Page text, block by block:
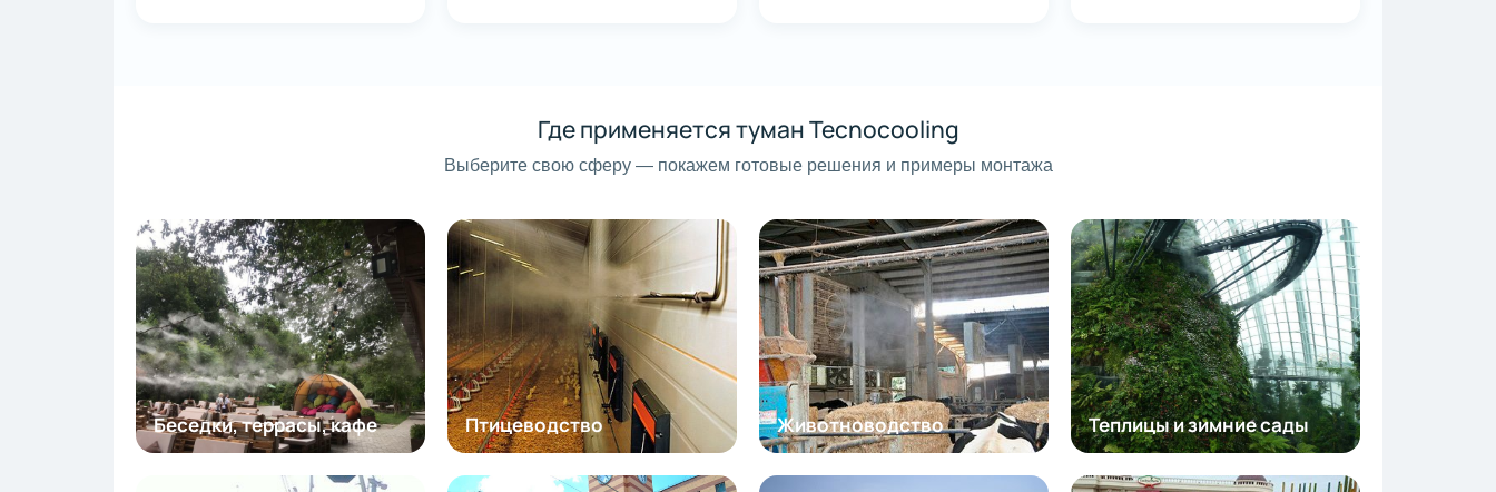
Где применяется туман Tecnocooling
Выберите свою сферу — покажем готовые решения и примеры монтажа
Беседки, террасы, кафе Птицеводство Животноводство Теплицы и зимние сады